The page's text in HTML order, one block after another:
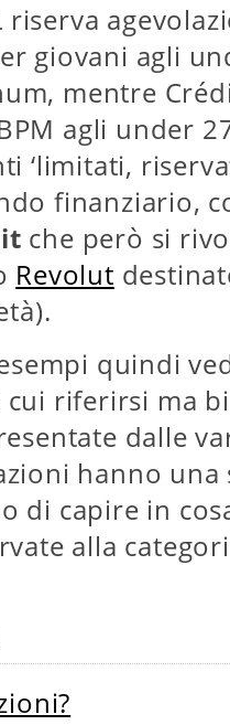
riserva
giovani agli
mentre
agli under
‘limitati,
finanziario,
che però si
Revolut
quindi
riferirsi ma
dalle
hanno
di capire in
alla